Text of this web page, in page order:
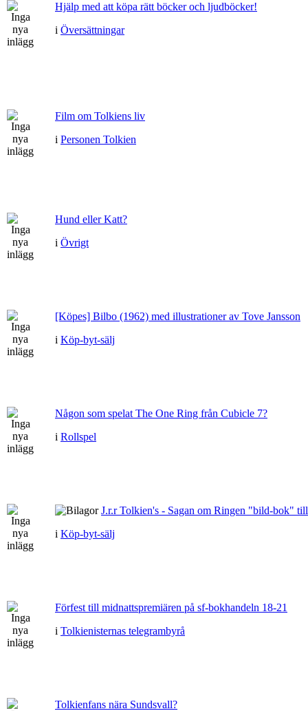
Hjälp med att köpa rätt böcker och ljudböcker!
i Översättningar
Film om Tolkiens liv
i Personen Tolkien
Hund eller Katt?
i Övrigt
[Köpes] Bilbo (1962) med illustrationer av Tove Jansson
i Köp-byt-sälj
Någon som spelat The One Ring från Cubicle 7?
i Rollspel
J.r.r Tolkien's - Sagan om Ringen "bild-bok"
i Köp-byt-sälj
Förfest till midnattspremiären på sf-bokhandeln 18-21
i Tolkienisternas telegrambyrå
Tolkienfans nära Sundsvall?